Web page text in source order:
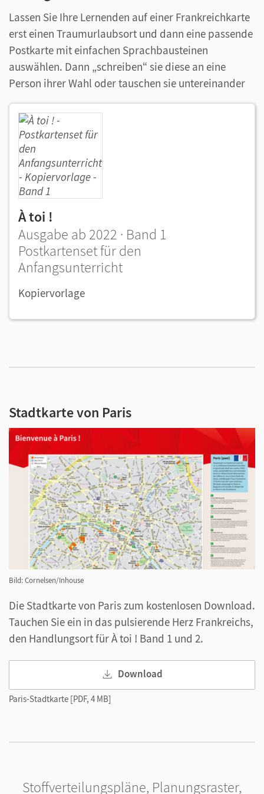
Lassen Sie Ihre Lernenden auf einer Frankreichkarte
erst einen Traumurlaubsort und dann eine passende
Postkarte mit einfachen Sprachbausteinen
auswählen. Dann „schreiben“ sie diese an eine
Person ihrer Wahl oder tauschen sie untereinander
À toi !
Ausgabe ab 2022 · Band 1
Postkartenset für den
Anfangsunterricht
Kopiervorlage
Stadtkarte von Paris
Bild: Cornelsen/Inhouse
Die Stadtkarte von Paris zum kostenlosen Download.
Tauchen Sie ein in das pulsierende Herz Frankreichs,
den Handlungsort für À toi ! Band 1 und 2.
Download
Paris-Stadtkarte [PDF, 4 MB]
Stoffverteilungspläne, Planungsraster,